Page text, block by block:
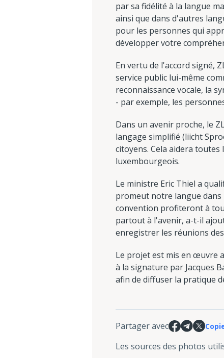
par sa fidélité à la langue
ainsi que dans d'autres
pour les personnes qui
développer votre
En vertu de l'accord signé,
service public lui-même
reconnaissance vocale, la
- par exemple, les
Dans un avenir proche, le
langage simplifié (liicht
citoyens. Cela aidera
luxembourgeois.
Le ministre Eric Thiel a
promeut notre langue dans
convention profiteront à
partout à l'avenir, a-t-il
enregistrer les réunions
Le projet est mis en œuvre
à la signature par Jacques
afin de diffuser la pratique
Partager avec
Les sources des photos